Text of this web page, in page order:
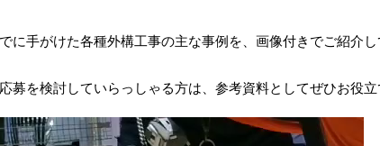
手がけた各種外構工事の主な事例を、画像付きでご紹介し
を検討していらっしゃる方は、参考資料としてぜひお役立